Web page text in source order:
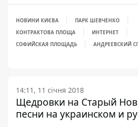
НОВИНИ КИЄВА
ПАРК ШЕВЧЕНКО
КОНТРАКТОВА ПЛОЩА
ИНТЕРНЕТ
СОФИЙСКАЯ ПЛОЩАДЬ
АНДРЕЕВСКИЙ
14:11, 11 січня 2018
Щедровки на Старый
песни на украинском и